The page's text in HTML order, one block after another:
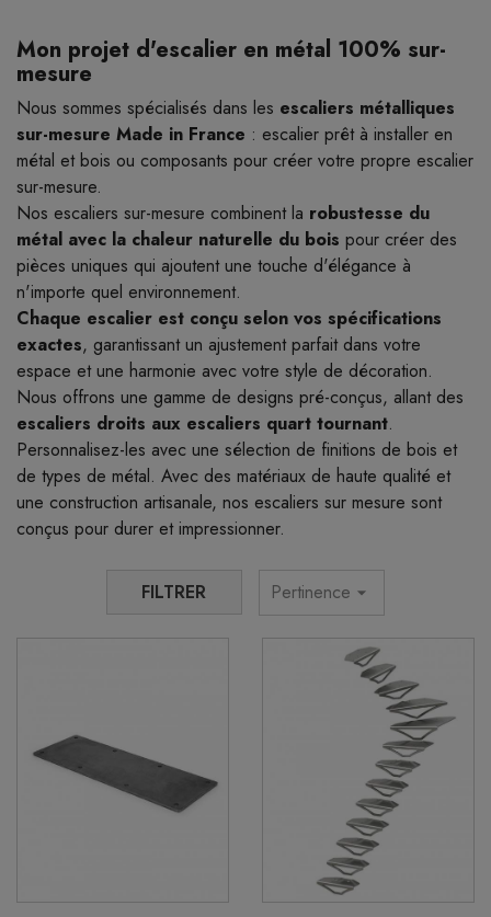
Mon projet d'escalier en métal 100% sur-
mesure
Nous sommes spécialisés dans les escaliers métalliques
sur-mesure Made in France : escalier prêt à installer en
métal et bois ou composants pour créer votre propre escalier
sur-mesure.
Nos escaliers sur-mesure combinent la robustesse du
métal avec la chaleur naturelle du bois pour créer des
pièces uniques qui ajoutent une touche d'élégance à
n'importe quel environnement.
Chaque escalier est conçu selon vos spécifications
exactes, garantissant un ajustement parfait dans votre
espace et une harmonie avec votre style de décoration.
Nous offrons une gamme de designs pré-conçus, allant des
escaliers droits aux escaliers quart tournant.
Personnalisez-les avec une sélection de finitions de bois et
de types de métal. Avec des matériaux de haute qualité et
une construction artisanale, nos escaliers sur mesure sont
conçus pour durer et impressionner.
FILTRER Pertinence arrow_drop_down